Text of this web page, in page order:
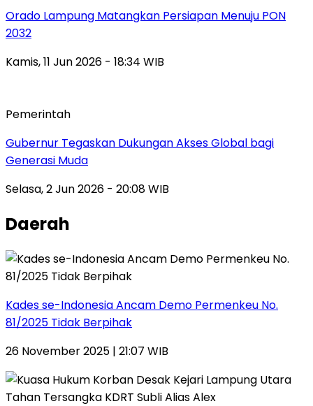
Orado Lampung Matangkan Persiapan Menuju PON
2032
Kamis, 11 Jun 2026 - 18:34 WIB
Pemerintah
Gubernur Tegaskan Dukungan Akses Global bagi
Generasi Muda
Selasa, 2 Jun 2026 - 20:08 WIB
Daerah
Kades se-Indonesia Ancam Demo Permenkeu No.
81/2025 Tidak Berpihak
26 November 2025 | 21:07 WIB